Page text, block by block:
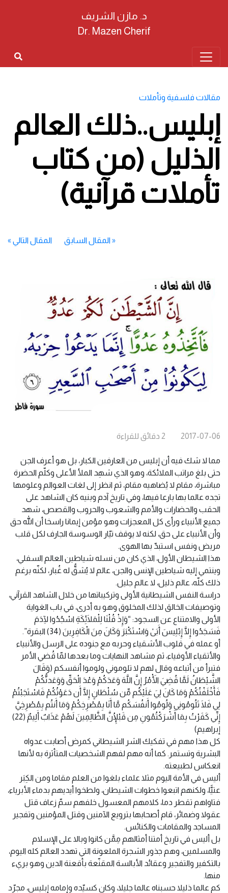
د. مازن الشريف
Dr. Mazen Cherif
مقالات فلسفية وتأملات
إبليس..ذلك العالم
الذليل (من كتاب
تأملات قرآنية)
«المقال السابق المقال التالي »
2017-07-06
2 دقائق للقراءة
مما لا شك فيه أن إبليس من العارفين الكبار، بل هو أعرف الجن
حتى بلغ مراتب الملائكة، وهو الذي شهِد الملأ الأعلى وكلّم الحضرة
مباشرة، مقام لا يُضاهيه مقام، ثم انظر إلى لغات العوالم وعلومها
تجده عالما بها بارعا فيها، وفي تاريخ آدم وبنيه كان الشاهد على
الحقب والحضارات والأمم والشعوب والحروب والقصص، شهد
جميع الأنبياء ورأى كل المعجزات وهو مؤمن إيمانا راسخا أن الله حق
وأن الأنبياء على حق، لكنه لا يوقف تيّار الوسوسة الجارف لكل قلب
مريض ونفس استبدّ بها الهوى.
هذا الشيطان الأول، الذي كان من نسله شياطين العالم السفلي،
وينتمي إليه شياطين الإنس والجن، عالم لا يُشقُّ له غُبار، لكنّه برغم
ذلك كلّه، عالم ذليل، لا عالم جليل.
دراسة النفس الشيطانية الأولى وتركيباتها من خلال الشاهد القرآني،
وتوصيفات الخالق لذلك المخلوق وهو به أدرى، في باب الغواية
الأولى والامتناع عن السجود: “وَإِذْ قُلْنَا لِلْمَلَائِكَةِ اسْجُدُوا لِآدَمَ
فَسَجَدُوا إِلَّا إِبْلِيسَ أَبَىٰ وَاسْتَكْبَرَ وَكَانَ مِنَ الْكَافِرِينَ (34) البقرة”.
أو عمله في قلوب الأشقياء وحربه مع جنوده على الرسل والأنبياء
والأتقياء الأوفياء، ثم مشاهد النهايات وما بعدها لمّا قُضي الأمر
فتبرأ من أتباعه وقال لهم لا تلوموني ولوموا أنفسكم (وَقَالَ
الشَّيْطَانُ لَمَّا قُضِيَ الْأَمْرُ إِنَّ اللَّهَ وَعَدَكُمْ وَعْدَ الْحَقِّ وَوَعَدتُّكُمْ
فَأَخْلَفْتُكُمْ وَمَا كَانَ لِيَ عَلَيْكُم مِّن سُلْطَانٍ إِلَّا أَن دَعَوْتُكُمْ فَاسْتَجَبْتُمْ
لِي فَلَا تَلُومُونِي وَلُومُوا أَنفُسَكُم مَّا أَنَا بِمُصْرِخِكُمْ وَمَا أَنتُم بِمُصْرِخِيَّ
إِنِّي كَفَرْتُ بِمَا أَشْرَكْتُمُونِ مِن قَبْلُإِنَّ الظَّالِمِينَ لَهُمْ عَذَابٌ أَلِيمٌ (22)
إبراهيم)
كل هذا مهم في تفكيك الشر الشيطاني كمرض أصابت عدواه
البشرية وتستمر. كما أنه مهم لفهم الشخصيات المتأثرة به لأنها
انعكاس لطبيعته.
أليس في الأمة اليوم مثلا علماء بلغوا من العلم مقاما ومن الكِبَر
عتيًّا، ولكنهم اتبعوا خطوات الشيطان، ولطخوا أيديهم بدماء الأبرياء،
فتاواهم تقطر دما، كلامهم المعسول خلفهم سمّ زعاف قتل
عقولا وضمائر، قام أصحابها بترويع الآمنين وقتل المؤمنين وتفجير
المساجد والمقامات والكنائس.
بل أليس في تاريخ أمتنا أمثالهم مِمَّن كانوا وبالا على الإسلام
والمسلمين، وهم جذور الشجرة الملعونة التي تهدد العالم كله اليوم،
بالتكفير والتفجير وعقائد الأبالسة المقنّعة بأقعنة الدين وهو بريء
منها.
كم عالما ذليلا حسبناه عالما جليلا، وكان كسيّده وإمامه إبليس، مجرّد